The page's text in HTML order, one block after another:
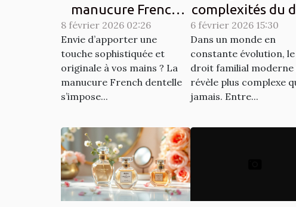
manucure French
dentelle transforme-
t-elle votre style ?
8 février 2026 02:26
Envie d’apporter une
touche sophistiquée et
originale à vos mains ? La
manucure French dentelle
s’impose...
complexités du
familial
6 février 2026 15:30
Dans un monde en
constante évolution, le
droit familial moderne
révèle plus complexe
jamais. Entre...